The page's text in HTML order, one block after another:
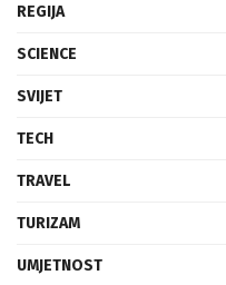
REGIJA
SCIENCE
SVIJET
TECH
TRAVEL
TURIZAM
UMJETNOST